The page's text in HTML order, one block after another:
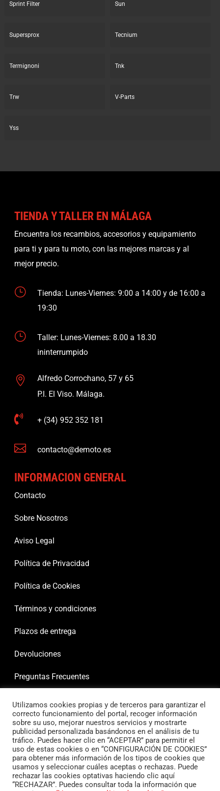
Sprint Filter Sun
Supersprox Tecnium
Termignoni Tnk
Trw V-Parts
Yss
TIENDA Y TALLER EN MÁLAGA
Encuentra los recambios, accesorios y equipamiento
para ti y para tu moto, con las mejores marcas y al
mejor precio.
}
Tienda: Lunes-Viernes: 9:00 a 14:00 y de 16:00 a
19:30
}
Taller: Lunes-Viernes: 8.00 a 18.30
ininterrumpido

Alfredo Corrochano, 57 y 65
P.I. El Viso. Málaga.
 + (34) 952 352 181
 contacto@demoto.es
INFORMACION GENERAL
Contacto
Sobre Nosotros
Aviso Legal
Política de Privacidad
Política de Cookies
Términos y condiciones
Plazos de entrega
Devoluciones
Preguntas Frecuentes
Utilizamos cookies propias y de terceros para garantizar el
correcto funcionamiento del portal, recoger información
sobre su uso, mejorar nuestros servicios y mostrarte
publicidad personalizada basándonos en el análisis de tu
tráfico. Puedes hacer clic en “ACEPTAR” para permitir el
uso de estas cookies o en “CONFIGURACIÓN DE COOKIES”
para obtener más información de los tipos de cookies que
usamos y seleccionar cuáles aceptas o rechazas. Puede
rechazar las cookies optativas haciendo clic aquí
“RECHAZAR”. Puedes consultar toda la información que